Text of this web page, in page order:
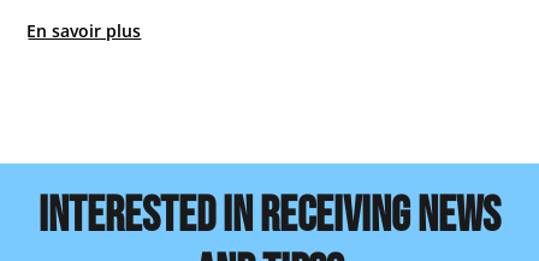
En savoir plus
INTERESTED IN RECEIVING NEWS